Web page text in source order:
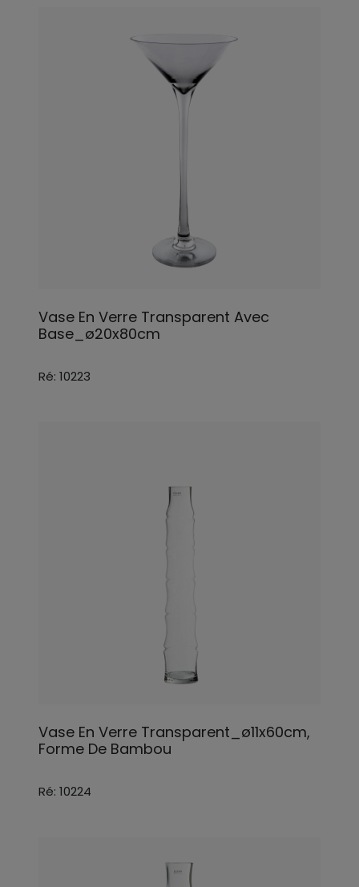
Vase En Verre Transparent Avec
Base_ø20x80cm
Ré: 10223
Vase En Verre Transparent_ø11x60cm,
Forme De Bambou
Ré: 10224